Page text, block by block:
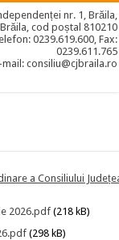
nr. 1, Brăila,
cod poștal 810210
0239.619.600, Fax:
0239.611.765
mail: consiliu@cjbraila.ro
a Consiliului
2026.pdf (218 kB)
(298 kB)